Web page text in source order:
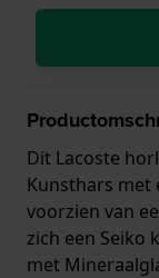
Dit Lacoste
Kunsthars met
voorzien van
zich een Seiko
met